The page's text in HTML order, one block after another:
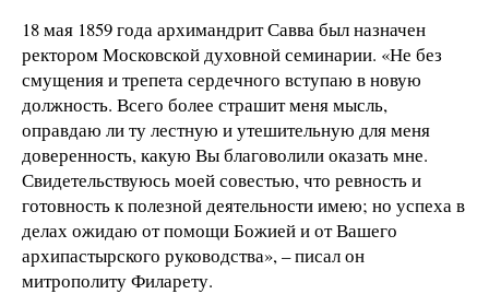
18 мая 1859 года архимандрит Савва был назначен
ректором Московской духовной семинарии. «Не без
смущения и трепета сердечного вступаю в новую
должность. Всего более страшит меня мысль,
оправдаю ли ту лестную и утешительную для меня
доверенность, какую Вы благоволили оказать мне.
Свидетельствуюсь моей совестью, что ревность и
готовность к полезной деятельности имею; но успеха в
делах ожидаю от помощи Божией и от Вашего
архипастырского руководства», – писал он
митрополиту Филарету.